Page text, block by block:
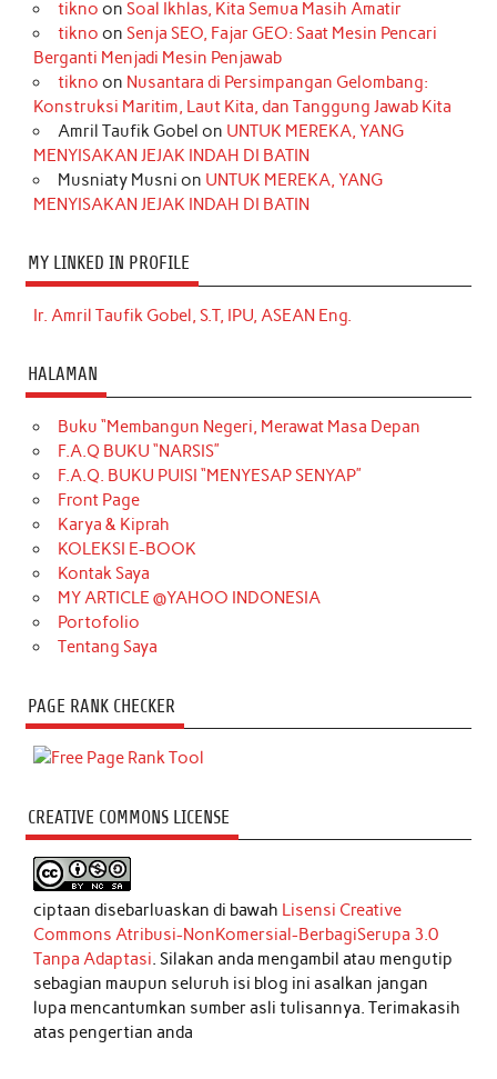
tikno on Soal Ikhlas, Kita Semua Masih Amatir
tikno on Senja SEO, Fajar GEO: Saat Mesin Pencari
Berganti Menjadi Mesin Penjawab
tikno on Nusantara di Persimpangan Gelombang:
Konstruksi Maritim, Laut Kita, dan Tanggung Jawab Kita
Amril Taufik Gobel on UNTUK MEREKA, YANG
MENYISAKAN JEJAK INDAH DI BATIN
Musniaty Musni on UNTUK MEREKA, YANG
MENYISAKAN JEJAK INDAH DI BATIN
MY LINKED IN PROFILE
Ir. Amril Taufik Gobel, S.T, IPU, ASEAN Eng.
HALAMAN
Buku “Membangun Negeri, Merawat Masa Depan
F.A.Q BUKU “NARSIS”
F.A.Q. BUKU PUISI “MENYESAP SENYAP”
Front Page
Karya & Kiprah
KOLEKSI E-BOOK
Kontak Saya
MY ARTICLE @YAHOO INDONESIA
Portofolio
Tentang Saya
PAGE RANK CHECKER
CREATIVE COMMONS LICENSE
ciptaan disebarluaskan di bawah Lisensi Creative
Commons Atribusi-NonKomersial-BerbagiSerupa 3.0
Tanpa Adaptasi. Silakan anda mengambil atau mengutip
sebagian maupun seluruh isi blog ini asalkan jangan
lupa mencantumkan sumber asli tulisannya. Terimakasih
atas pengertian anda